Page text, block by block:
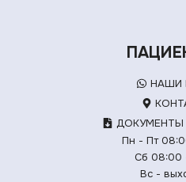
НАШИ
ДОКУМЕНТЫ
Пн - Пт
Сб 08:00
Вс -